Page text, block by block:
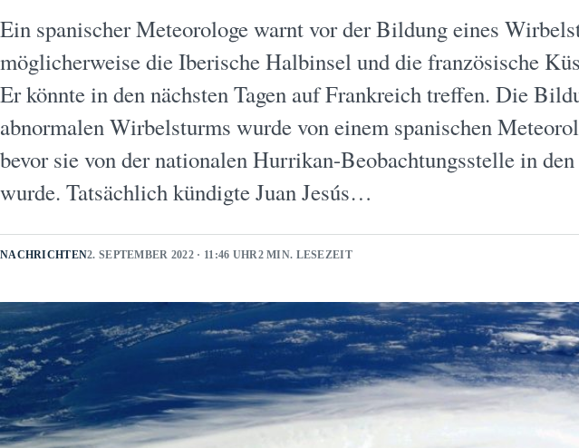
Ein spanischer Meteorologe warnt vor der Bildung eines
möglicherweise die Iberische Halbinsel und die französische
Er könnte in den nächsten Tagen auf Frankreich treffen. Die
abnormalen Wirbelsturms wurde von einem spanischen
bevor sie von der nationalen Hurrikan-Beobachtungsstelle in
wurde. Tatsächlich kündigte Juan Jesús…
NACHRICHTEN2. SEPTEMBER 2022 · 11:46 UHR2 MIN. LESEZEIT